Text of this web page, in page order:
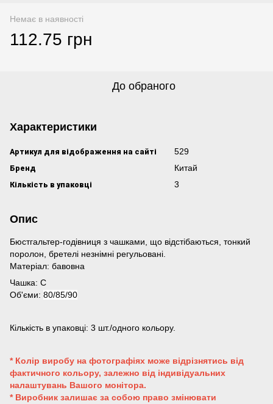
Немає в наявності
112.75 грн
До обраного
Характеристики
Артикул для відображення на сайті 529
Бренд Китай
Кількість в упаковці 3
Опис
Бюстгальтер-годівниця з чашками, що відстібаються, тонкий
поролон, бретелі незнімні регульовані.
Матеріал: бавовна
Чашка: С
Об'єми: 80/85/90
Кількість в упаковці: 3 шт./одного кольору.
* Колір виробу на фотографіях може відрізнятись від
фактичного кольору, залежно від індивідуальних
налаштувань Вашого монітора.
* Виробник залишає за собою право змінювати